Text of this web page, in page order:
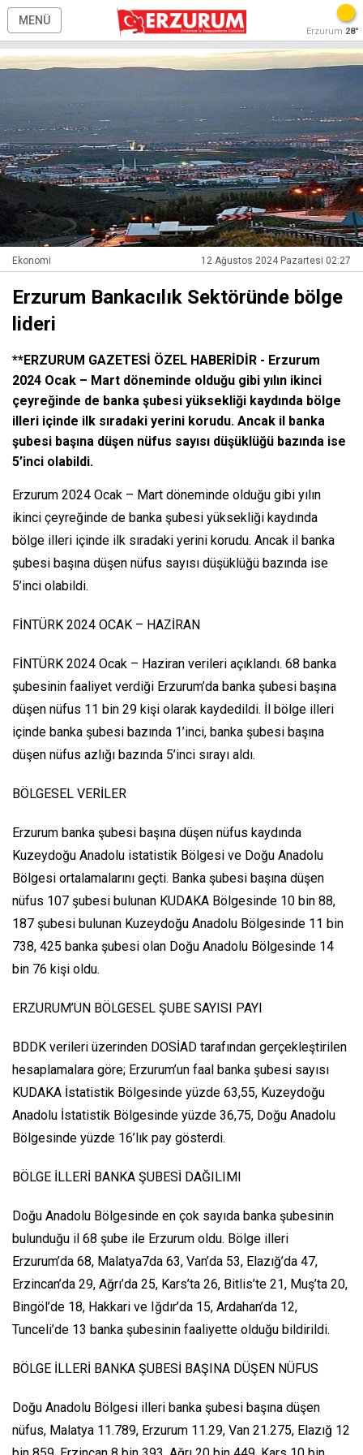
MENÜ
Erzurum 28°
Ekonomi 12 Ağustos 2024 Pazartesi 02:27
Erzurum Bankacılık Sektöründe bölge
lideri
**ERZURUM GAZETESİ ÖZEL HABERİDİR - Erzurum
2024 Ocak – Mart döneminde olduğu gibi yılın ikinci
çeyreğinde de banka şubesi yüksekliği kaydında bölge
illeri içinde ilk sıradaki yerini korudu. Ancak il banka
şubesi başına düşen nüfus sayısı düşüklüğü bazında ise
5’inci olabildi.
Erzurum 2024 Ocak – Mart döneminde olduğu gibi yılın
ikinci çeyreğinde de banka şubesi yüksekliği kaydında
bölge illeri içinde ilk sıradaki yerini korudu. Ancak il banka
şubesi başına düşen nüfus sayısı düşüklüğü bazında ise
5’inci olabildi.
FİNTÜRK 2024 OCAK – HAZİRAN
FİNTÜRK 2024 Ocak – Haziran verileri açıklandı. 68 banka
şubesinin faaliyet verdiği Erzurum’da banka şubesi başına
düşen nüfus 11 bin 29 kişi olarak kaydedildi. İl bölge illeri
içinde banka şubesi bazında 1’inci, banka şubesi başına
düşen nüfus azlığı bazında 5’inci sırayı aldı.
BÖLGESEL VERİLER
Erzurum banka şubesi başına düşen nüfus kaydında
Kuzeydoğu Anadolu istatistik Bölgesi ve Doğu Anadolu
Bölgesi ortalamalarını geçti. Banka şubesi başına düşen
nüfus 107 şubesi bulunan KUDAKA Bölgesinde 10 bin 88,
187 şubesi bulunan Kuzeydoğu Anadolu Bölgesinde 11 bin
738, 425 banka şubesi olan Doğu Anadolu Bölgesinde 14
bin 76 kişi oldu.
ERZURUM’UN BÖLGESEL ŞUBE SAYISI PAYI
BDDK verileri üzerinden DOSİAD tarafından gerçekleştirilen
hesaplamalara göre; Erzurum’un faal banka şubesi sayısı
KUDAKA İstatistik Bölgesinde yüzde 63,55, Kuzeydoğu
Anadolu İstatistik Bölgesinde yüzde 36,75, Doğu Anadolu
Bölgesinde yüzde 16’lık pay gösterdi.
BÖLGE İLLERİ BANKA ŞUBESİ DAĞILIMI
Doğu Anadolu Bölgesinde en çok sayıda banka şubesinin
bulunduğu il 68 şube ile Erzurum oldu. Bölge illeri
Erzurum’da 68, Malatya7da 63, Van’da 53, Elazığ’da 47,
Erzincan’da 29, Ağrı’da 25, Kars’ta 26, Bitlis’te 21, Muş’ta 20,
Bingöl’de 18, Hakkari ve Iğdır’da 15, Ardahan’da 12,
Tunceli’de 13 banka şubesinin faaliyette olduğu bildirildi.
BÖLGE İLLERİ BANKA ŞUBESİ BAŞINA DÜŞEN NÜFUS
Doğu Anadolu Bölgesi illeri banka şubesi başına düşen
nüfus, Malatya 11.789, Erzurum 11.29, Van 21.275, Elazığ 12